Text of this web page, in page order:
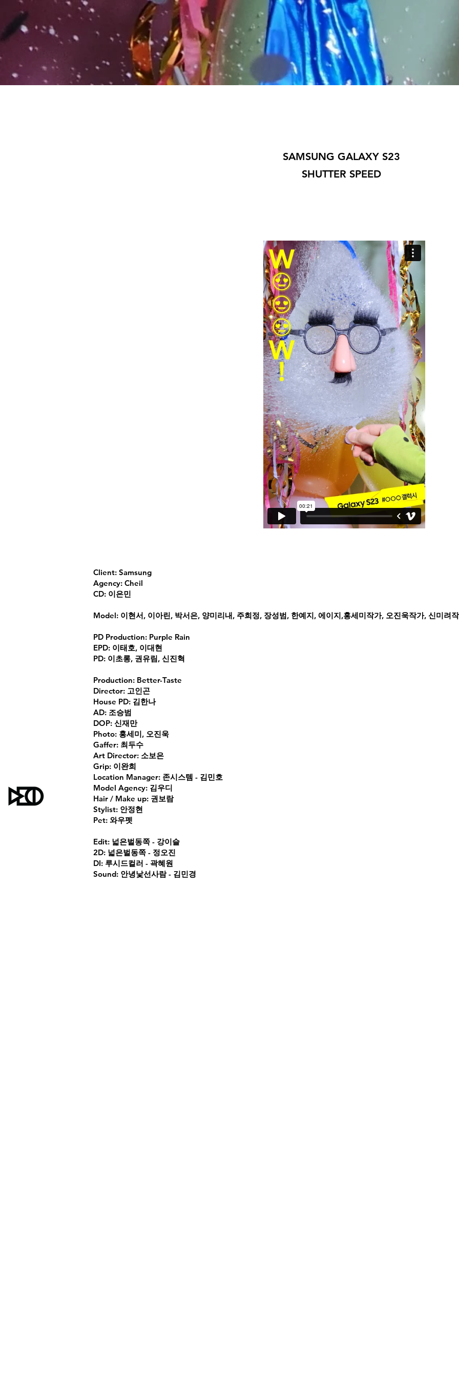
SAMSUNG GALAXY S23
SHUTTER SPEED
Client: Samsung
Agency: Cheil
CD: 이은민
Model: 이현서, 이아린, 박서은, 양미리내, 주희정, 장성범, 한예지, 에이지,홍세미작가, 오진욱작가, 신미려
PD Production: Purple Rain
EPD: 이태호, 이대현
PD: 이초롱, 권유림, 신진혁
Production: Better-Taste
Director: 고인곤
House PD: 김한나
AD: 조승범
DOP: 신재만
Photo: 홍세미, 오진욱
Gaffer: 최두수
Art Director: 소보은
Grip: 이완희
Location Manager: 존시스템 - 김민호
Model Agency: 김우디
Hair / Make up: 권보람
Stylist: 안정현
Pet: 와우펫
Edit: 넓은벌동쪽 - 강이슬
2D: 넓은벌동쪽 - 정오진
DI: 루시드컬러 - 곽혜원
Sound: 안녕낯선사람 - 김민경